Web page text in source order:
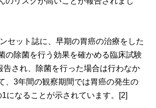
セット誌に、早期の胃癌の治療をした
の除菌を行う効果を確かめる臨床試験
告され、除菌を行った場合は行わなか
、3年間の観察期間では胃癌の発生の
になることが示されています。[2]